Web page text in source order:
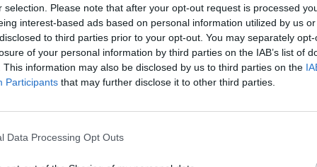
selection. Please note that after your opt-out request is processed
interest-based ads based on personal information utilized by us
to third parties prior to your opt-out. You may separately
of your personal information by third parties on the IAB’s list of
This information may also be disclosed by us to third parties on the
Participants that may further disclose it to other third parties.
Data Processing Opt Outs
comprendono settori come meccanica,
legno, pelletteria e autoriparazione, con
in 750 ore complessive, tra lezioni in aula
anche moduli su soft skills, sicurezza e
alla collaborazione tra ASLAM, Camera